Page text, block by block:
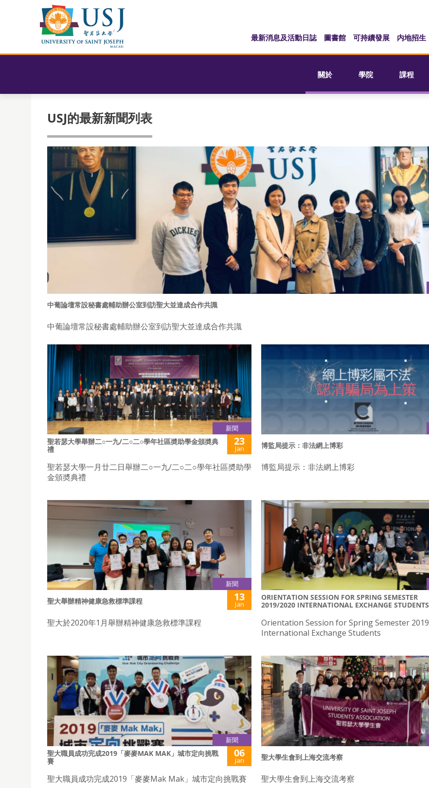
最新消息及活動日誌 圖書館 可持續發展 内地招生
關於 學院 課程
USJ的最新新聞列表
中葡論壇常設秘書處輔助辦公室到訪聖大並達成合作共識
中葡論壇常設秘書處輔助辦公室到訪聖大並達成合作共識
新聞
聖若瑟大學舉辦二○一九/二○二○學年社區奬助學金頒奬典
禮
23
Jan
聖若瑟大學一月廿二日舉辦二○一九/二○二○學年社區奬助學
金頒奬典禮
博監局提示：非法網上博彩
博監局提示：非法網上博彩
新聞
聖大舉辦精神健康急救標準課程 13
Jan
聖大於2020年1月舉辦精神健康急救標準課程
ORIENTATION SESSION FOR SPRING SEMESTER
2019/2020 INTERNATIONAL EXCHANGE STUDENTS
Orientation Session for Spring Semester
International Exchange Students
新聞
聖大職員成功完成2019「麥麥MAK MAK」城市定向挑戰
賽
06
Jan
聖大職員成功完成2019「麥麥Mak Mak」城市定向挑戰賽
聖大學生會到上海交流考察
聖大學生會到上海交流考察